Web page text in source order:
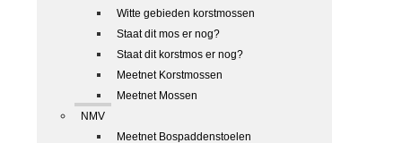
Witte gebieden korstmossen
Staat dit mos er nog?
Staat dit korstmos er nog?
Meetnet Korstmossen
Meetnet Mossen
NMV
Meetnet Bospaddenstoelen